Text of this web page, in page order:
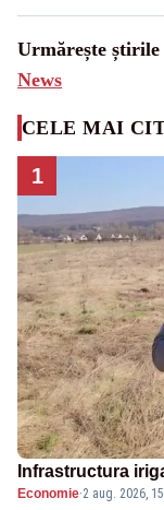
Urmărește știrile
News
CELE MAI
1
Infrastructura
Economie·2 aug. 2026,